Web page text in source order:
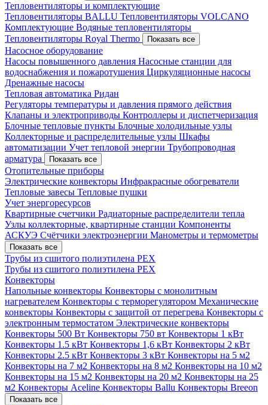
Тепловентиляторы и комплектующие
Тепловентиляторы BALLU Тепловентиляторы VOLCANO
Комплектующие Водяные тепловентиляторы
Тепловентиляторы Royal Thermo
Показать все
Насосное оборудование
Насосы повышенного давления Насосные станции для
водоснабжения и пожаротушения Циркуляционные насосы
Дренажные насосы
Тепловая автоматика Ридан
Регуляторы температуры и давления прямого действия
Клапаны и электроприводы Контроллеры и диспетчеризация
Блочные тепловые пункты Блочные холодильные узлы
Коллекторные и распределительные узлы Шкафы
автоматизации Учет тепловой энергии Трубопроводная
арматура
Показать все
Отопительные приборы
Электрические конвекторы Инфракрасные обогреватели
Тепловые завесы Тепловые пушки
Учет энергоресурсов
Квартирные счетчики Радиаторные распределители тепла
Узлы коллекторные, квартирные станции Компоненты
АСКУЭ Счётчики электроэнергии Манометры и термометры
Показать все
Трубы из сшитого полиэтилена PEX
Трубы из сшитого полиэтилена PEX
Конвекторы
Напольные конвекторы Конвекторы с монолитным
нагревателем Конвекторы с терморегулятором Механические
конвекторы Конвекторы с защитой от перегрева Конвекторы с
электронным термостатом Электрические конвекторы
Конвекторы 500 Вт Конвекторы 750 вт Конвекторы 1 кВт
Конвекторы 1.5 кВт Конвекторы 1,6 кВт Конвекторы 2 кВт
Конвекторы 2.5 кВт Конвекторы 3 кВт Конвекторы на 5 м2
Конвекторы на 7 м2 Конвекторы на 8 м2 Конвекторы на 10 м2
Конвекторы на 15 м2 Конвекторы на 20 м2 Конвекторы на 25
м2 Конвекторы Aceline Конвекторы Ballu Конвекторы Breeon
Показать все